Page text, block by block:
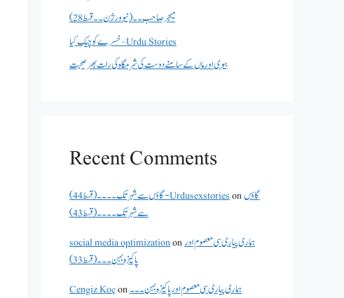
میجر صاحب۔۔( نیو ورژن ۔۔قسط 28)
خسرے کو چیک کیا – Urdu Stories
بیوی اور ماں کے سامنے دوست کی شرمگاہ کی رات بھر صحبت
Recent Comments
گاؤں سے شہر تک۔۔۔۔(قسط 44) - Urdusexstoriesonگاؤں
سے شہر تک۔۔۔۔(قسط 43)
social media optimizationonہماری پیاری سی معصوم اور
پاکیزہ بہن۔۔۔(قسط33)
Cengiz Koçonہماری پیاری سی معصوم اور پاکیزہ بہن۔۔۔